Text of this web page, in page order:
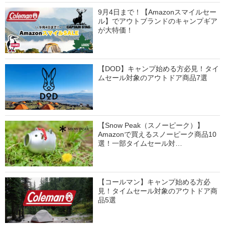
9月4日まで！【Amazonスマイルセー
ル】でアウトブランドのキャンプギア
が大特価！
【DOD】キャンプ始める方必見！タイ
ムセール対象のアウトドア商品7選
【Snow Peak（スノーピーク）】
Amazonで買えるスノーピーク商品10
選！一部タイムセール対…
【コールマン】キャンプ始める方必
見！タイムセール対象のアウトドア商
品5選